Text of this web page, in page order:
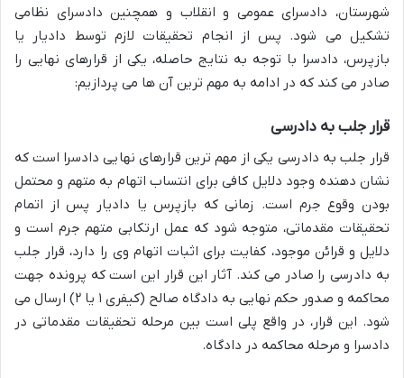
شهرستان، دادسرای عمومی و انقلاب و همچنین دادسرای نظامی
تشکیل می شود. پس از انجام تحقیقات لازم توسط دادیار یا
بازپرس، دادسرا با توجه به نتایج حاصله، یکی از قرارهای نهایی را
صادر می کند که در ادامه به مهم ترین آن ها می پردازیم:
قرار جلب به دادرسی
قرار جلب به دادرسی یکی از مهم ترین قرارهای نهایی دادسرا است که
نشان دهنده وجود دلایل کافی برای انتساب اتهام به متهم و محتمل
بودن وقوع جرم است. زمانی که بازپرس یا دادیار پس از اتمام
تحقیقات مقدماتی، متوجه شود که عمل ارتکابی متهم جرم است و
دلایل و قرائن موجود، کفایت برای اثبات اتهام وی را دارد، قرار جلب
به دادرسی را صادر می کند. آثار این قرار این است که پرونده جهت
محاکمه و صدور حکم نهایی به دادگاه صالح (کیفری ۱ یا ۲) ارسال می
شود. این قرار، در واقع پلی است بین مرحله تحقیقات مقدماتی در
دادسرا و مرحله محاکمه در دادگاه.